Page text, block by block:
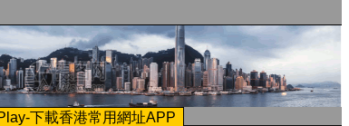
下載香港常用網址APP